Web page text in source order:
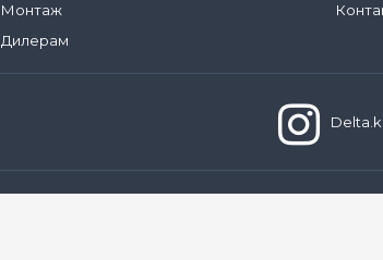
Монтаж
Дилерам